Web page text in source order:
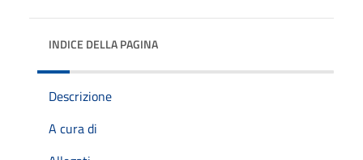
INDICE DELLA PAGINA
Descrizione
A cura di